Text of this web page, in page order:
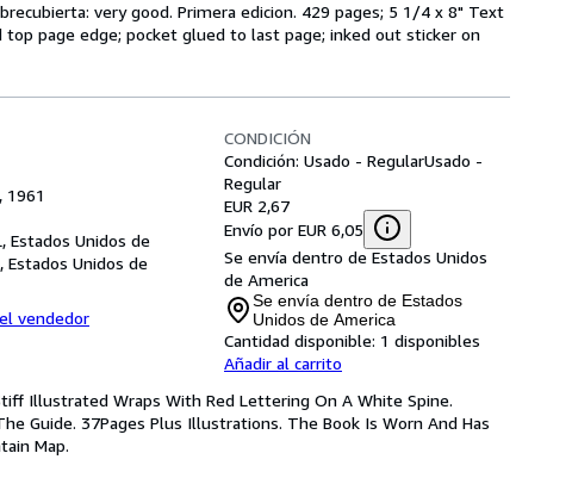
very good. Primera edicion. 429 pages; 5 1/4 x 8" Text
page edge; pocket glued to last page; inked out sticker on
1961
Estados Unidos de
Estados Unidos de
vendedor
CONDICIÓN
Condición: Usado - RegularUsado -
Regular
EUR 2,67
Envío por EUR 6,05
Se envía dentro de Estados Unidos
de America
Se envía dentro de Estados
Unidos de America
Cantidad disponible: 1 disponibles
Añadir al carrito
Illustrated Wraps With Red Lettering On A White Spine.
Guide. 37Pages Plus Illustrations. The Book Is Worn And Has
Map.